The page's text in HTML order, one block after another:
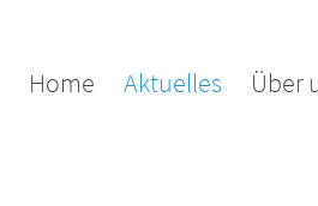
Home Aktuelles Über